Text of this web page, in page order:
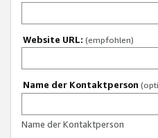
Website URL: (empfohlen)
Name der Kontaktperson
Name der Kontaktperson